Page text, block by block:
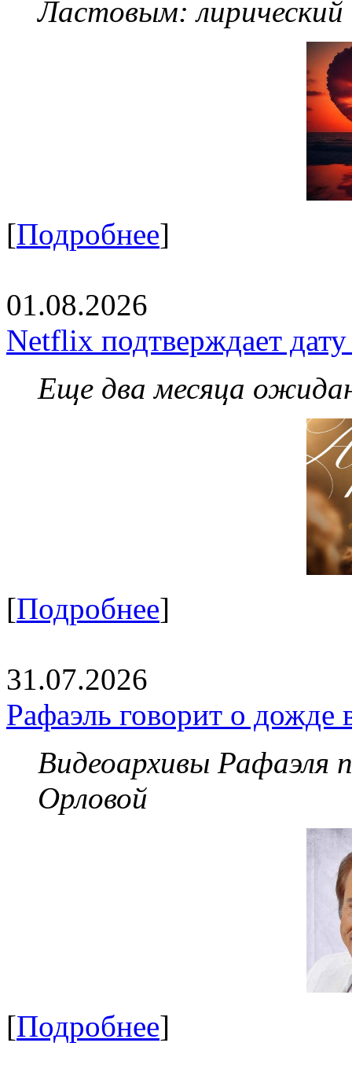
Ластовым:
[Подробнее]
01.08.2026
Netflix подтверждает
Еще два месяца
[Подробнее]
31.07.2026
Рафаэль говорит о дожде
Видеоархивы Рафаэля
Орловой
[Подробнее]